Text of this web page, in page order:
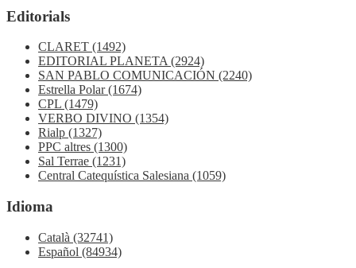
Editorials
CLARET (1492)
EDITORIAL PLANETA(2924)
SAN PABLO COMUNICACIÓN (2240)
Estrella Polar(1674)
CPL (1479)
VERBO DIVINO (1354)
Rialp (1327)
PPC altres (1300)
Sal Terrae (1231)
Central Catequística Salesiana (1059)
Idioma
Català (32741)
Español (84934)